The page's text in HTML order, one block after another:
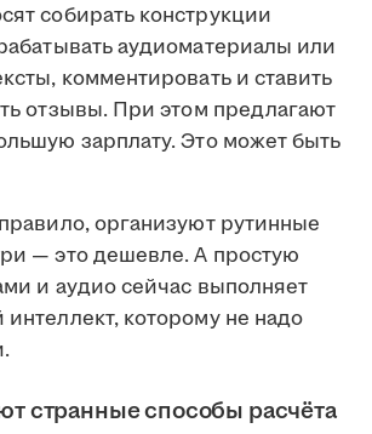
собирать конструкции
аудиоматериалы или
комментировать и ставить
отзывы. При этом предлагают
зарплату. Это может быть
организуют рутинные
— это дешевле. А простую
и аудио сейчас выполняет
интеллект, которому не надо
странные способы расчёта